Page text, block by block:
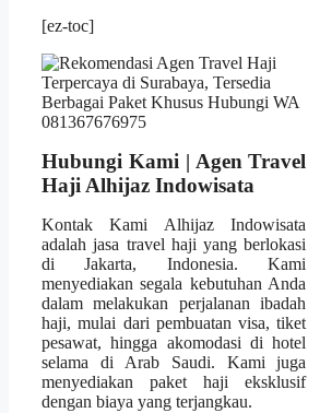
[ez-toc]
Hubungi Kami | Agen Travel
Haji Alhijaz Indowisata
Kontak Kami Alhijaz Indowisata
adalah jasa travel haji yang berlokasi
di Jakarta, Indonesia. Kami
menyediakan segala kebutuhan Anda
dalam melakukan perjalanan ibadah
haji, mulai dari pembuatan visa, tiket
pesawat, hingga akomodasi di hotel
selama di Arab Saudi. Kami juga
menyediakan paket haji eksklusif
dengan biaya yang terjangkau.